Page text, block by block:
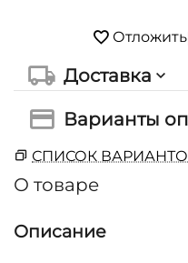
Отложить
Доставка
Варианты
СПИСОК
О товаре
Описание